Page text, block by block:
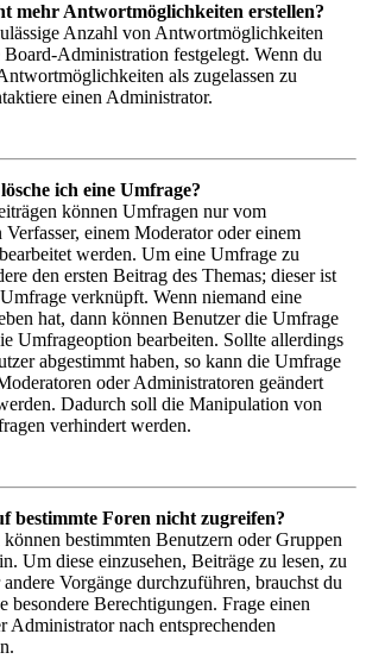
mehr Antwortmöglichkeiten erstellen?
Anzahl von Antwortmöglichkeiten
Administration festgelegt. Wenn du
als zugelassen zu
einen Administrator.
ich eine Umfrage?
können Umfragen nur vom
einem Moderator oder einem
werden. Um eine Umfrage zu
den ersten Beitrag des Themas; dieser ist
verknüpft. Wenn niemand eine
hat, dann können Benutzer die Umfrage
Umfrageoption bearbeiten. Sollte allerdings
abgestimmt haben, so kann die Umfrage
oder Administratoren geändert
Dadurch soll die Manipulation von
verhindert werden.
bestimmte Foren nicht zugreifen?
bestimmten Benutzern oder Gruppen
Um diese einzusehen, Beiträge zu lesen, zu
Vorgänge durchzuführen, brauchst du
besondere Berechtigungen. Frage einen
Administrator nach entsprechenden